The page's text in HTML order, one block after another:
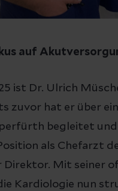
auf
ist Dr. Ulrich
zuvor hat er über
begleitet und
als Chefarzt
Direktor. Mit seiner
Kardiologie nun